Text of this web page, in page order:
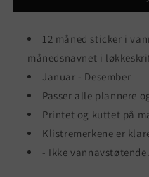
12 måned sticker i
månedsnavnet i
Januar - Desember
Passer alle plannere
Printet og kuttet på
Klistremerkene er
- Ikke vannavstøtende.